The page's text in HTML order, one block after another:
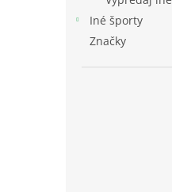
Iné športy
Značky